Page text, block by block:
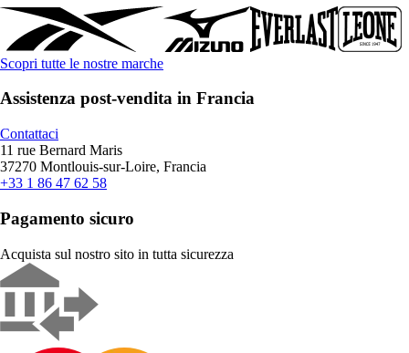
Scopri tutte le nostre marche
Assistenza post-vendita in Francia
Contattaci
11 rue Bernard Maris
37270 Montlouis-sur-Loire, Francia
+33 1 86 47 62 58
Pagamento sicuro
Acquista sul nostro sito in tutta sicurezza